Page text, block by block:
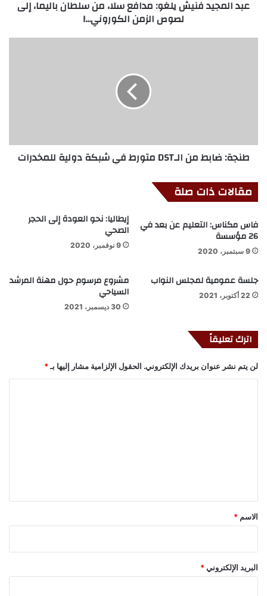
عبد المجيد فنيش يلغو: مدافع سلا، من سلطان باليما، إلى
لصوص الزمن الكوروني...!
طنجة: ضابط من الـDST متورط في شبكة دولية للمخدرات
مقالات ذات صلة
فاس مكناس: التعليم عن بعد في
26 مؤسسة
9 سبتمبر، 2020
إيطاليا: نحو العودة إلى الحجر
الصحي
9 نوفمبر، 2020
جلسة عمومية لمجلس النواب
22 أكتوبر، 2021
مشروع مرسوم حول مهنة المرشد
السياحي
30 ديسمبر، 2021
اترك تعليقاً
لن يتم نشر عنوان بريدك الإلكتروني. الحقول الإلزامية مشار إليها بـ *
*
الاسم *
البريد الإلكتروني *